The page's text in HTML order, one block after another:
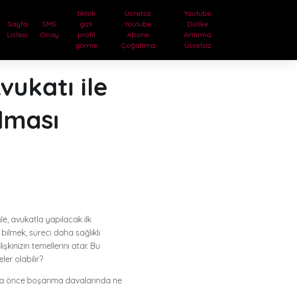
Sayfa
Listesi
SMS
Onay
tiktok
gizli
profil
görme
Ücretsiz
Youtube
Abone
Çoğaltma
Youtube
Dislike
Arttırma
Ücretsiz
ile
avukatla yapılacak ilk
süreci daha sağlıklı
temellerini atar. Bu
olabilir?
önce boşanma davalarında ne